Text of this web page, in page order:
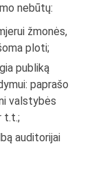
nebūtų:
žmonės,
ploti;
publiką
paprašo
valstybės
t.t.;
auditorijai